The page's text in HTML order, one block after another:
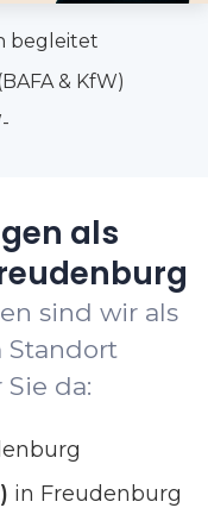
begleitet
& KfW)
als
sind wir als
Standort
da:
in Freudenburg